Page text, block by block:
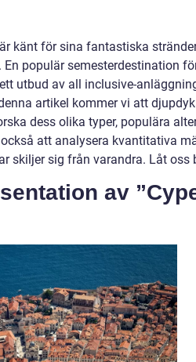
känt för sina fantastiska
populär semesterdestination
utbud av all inclusive-
artikel kommer vi att
dess olika typer, populära
att analysera kvantitativa
skiljer sig från varandra. Låt oss
av